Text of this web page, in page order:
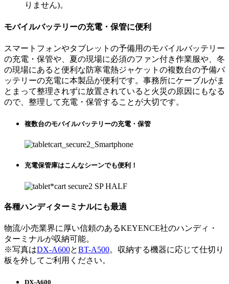
りません)。
モバイルバッテリーの充電・保管に便利
スマートフォンやタブレットの予備用のモバイルバッテリー
の充電・保管や、夏の現場に必須のファン付き作業服や、冬
の現場にあると便利な防寒電熱ジャケットの複数台の予備バ
ッテリーの充電に本製品が便利です。事務所にケーブルがま
とまって整理されずに放置されていると火災の原因にもなる
ので、整理して充電・保管することが大切です。
複数台のモバイルバッテリーの充電・保管
充電保管庫はこんなシーンでも便利！
各種ハンディターミナルにも最適
物流/小売業界に厚い信頼のあるKEYENCE社のハンディ・
ターミナルが収納可能。
※写真はDX-A600とBT-A500。収納する機器に応じて仕切り
板を外してご利用ください。
DX-A600